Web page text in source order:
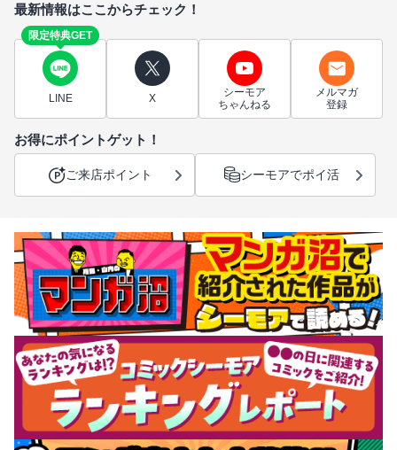
最新情報はここからチェック！
限定特典GET
LINE X
シーモア
ちゃんねる
メルマガ
登録
お得にポイントゲット！
ご来店ポイント シーモアでポイ活